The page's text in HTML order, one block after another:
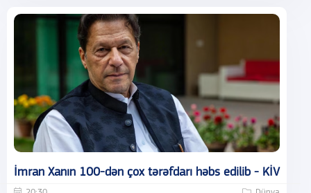
İmran Xanın 100-dən çox tərəfdarı həbs edilib - KİV